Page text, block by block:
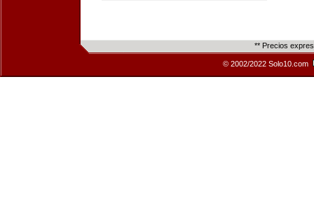
** Precios
© 2002/2022 Solo10.com